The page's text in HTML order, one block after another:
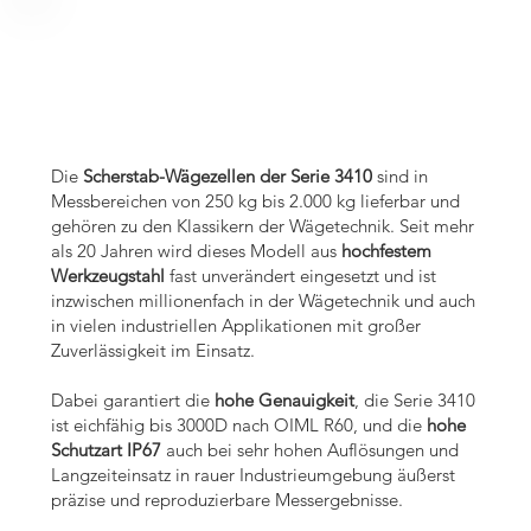
Die Scherstab-Wägezellen der Serie 3410sind in
Messbereichen von 250 kg bis 2.000 kg lieferbar und
gehören zu den Klassikern der Wägetechnik. Seit mehr
als 20 Jahren wird dieses Modell aus hochfestem
Werkzeugstahl fast unverändert eingesetzt und ist
inzwischen millionenfach in der Wägetechnik und auch
in vielen industriellen Applikationen mit großer
Zuverlässigkeit im Einsatz.
Dabei garantiert die hohe Genauigkeit, die Serie 3410
ist eichfähig bis 3000D nach OIML R60, und die hohe
Schutzart IP67auch bei sehr hohen Auflösungen und
Langzeiteinsatz in rauer Industrieumgebung äußerst
präzise und reproduzierbare Messergebnisse.